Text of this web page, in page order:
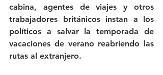
cabina, agentes de viajes y otros
trabajadores británicos instan a los
políticos a salvar la temporada de
vacaciones de verano reabriendo las
rutas al extranjero.